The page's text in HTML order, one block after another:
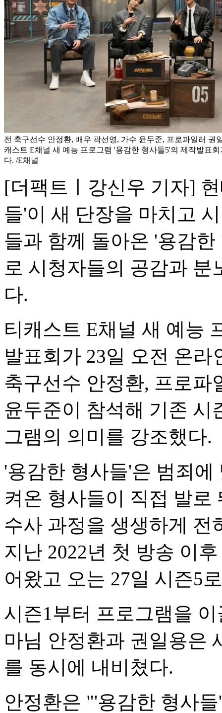
전 축구선수 안정환, 배우 곽선영, 가수 윤두준, 프로파일러 권
캐스트 E채널 새 예능 프로그램 '용감한 형사들5'의 제작발표
다. /E채널
[더팩트ㅣ강신우 기자]
들'이 새 단장을 마치고
들과 함께 돌아온 '용감
로 시청자들의 공감과 분
다.
티캐스트 E채널 새 예능
발표회가 23일 오전 온
축구선수 안정환, 프로파
윤두준이 참석해 기존 시
그램의 의미를 강조했다.
'용감한 형사들'은 범죄
켜온 형사들이 직접 발로
수사 과정을 생생하게 전
지난 2022년 첫 방송 이
어왔고 오는 27일 시즌5
시즌1부터 프로그램을
마님 안정환과 권일용은
를 동시에 내비쳤다.
안정환은 "'용감한 형사